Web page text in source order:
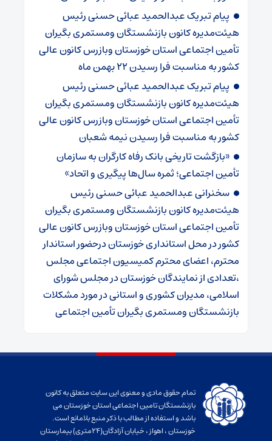
پیام تبریک عبدالحمید عبائی حسنی رئیس
هیئت‌مدیره کانون بازنشستگان ومستمری بگیران
تأمین اجتماعی استان خوزستان وبازرس کانون عالی
کشور به مناسبت فرا رسیدن ۲۲ بهمن ماه
پیام تبریک عبدالحمید عبائی حسنی رئیس
هیئت‌مدیره کانون بازنشستگان ومستمری بگیران
تأمین اجتماعی استان خوزستان وبازرس کانون عالی
کشور به مناسبت فرا رسیدن نیمه شعبان
«بازگشت تاریخی بانک رفاه کارگران به سازمان
تأمین اجتماعی؛ ثمره سال‌ها پیگیری و اتحاد»
سخنرانی عبدالحمید عبائی حسنی رئیس
هیئت‌مدیره کانون بازنشستگان ومستمری بگیران
تأمین اجتماعی استان خوزستان وبازرس کانون عالی
کشور در محل استانداری خوزستان درحضور استاندار
محترم، اعضای محترم کمیسیون اجتماعی مجلس
،تعدادی از نمایندگان خوزستان در مجلس شورای
اسلامی، مدیران کشوری و استانی در مورد مشکلات
بازنشستگان ومستمری بگیران تأمین اجتماعی
تمام حقوق مادی و معنوی این سایت متعلق به کانون
بازنشستگان تامین اجتماعی استان خوزستان می
باشد و استفاده از مطالب با ذکر منبع بلامانع است.
خوزستان ، اهواز ، خیابان آزادگان(24متری) بیمارستان